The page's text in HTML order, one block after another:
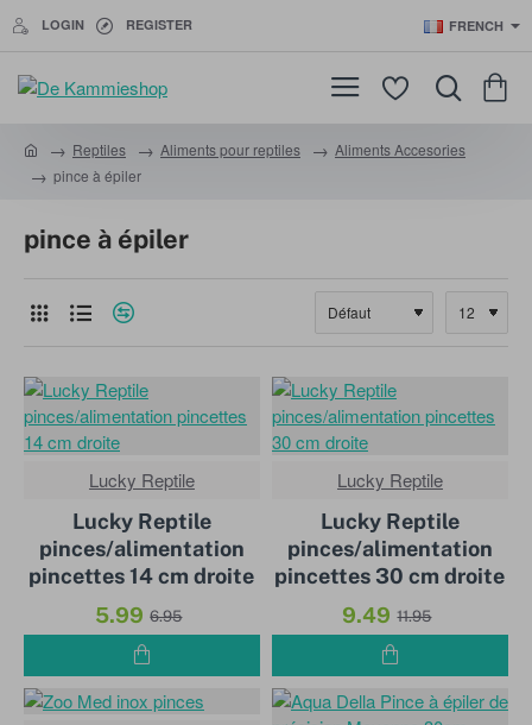
LOGIN REGISTER FRENCH
e
Reptiles Aliments pour reptiles
Aliments Accesories
pince à épiler
pince à épiler
Lucky Reptile
Lucky Reptile
pinces/alimentation
pincettes 14 cm droite
5.99 6.95
Lucky Reptile
Lucky Reptile
pinces/alimentation
pincettes 30 cm droite
9.49 11.95